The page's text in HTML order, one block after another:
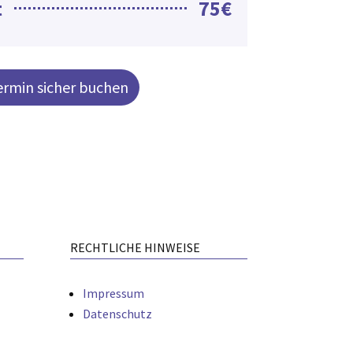
75€
sicher buchen
RECHTLICHE HINWEISE
Impressum
Datenschutz